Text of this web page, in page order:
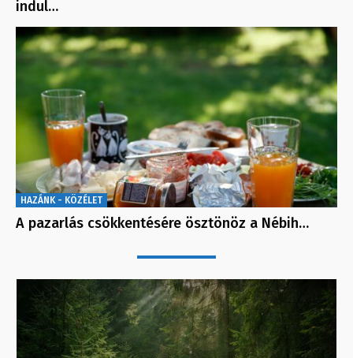
indul…
HAZÁNK - KÖZÉLET
A pazarlás csökkentésére ösztönöz a Nébih…